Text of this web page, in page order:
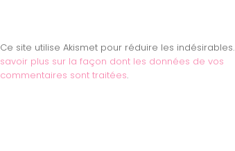
Ce site utilise Akismet pour réduire les indésirables.
savoir plus sur la façon dont les données de vos
commentaires sont traitées.